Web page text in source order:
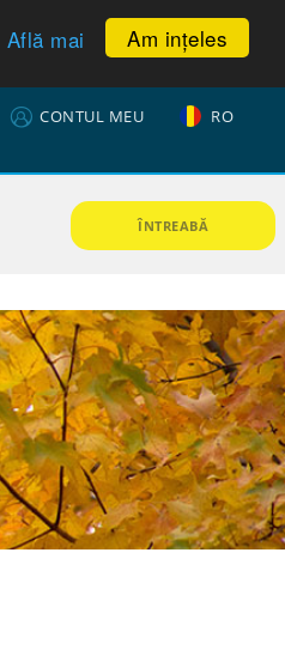
Am ințeles
Află mai
CONTUL MEU RO
ÎNTREABĂ